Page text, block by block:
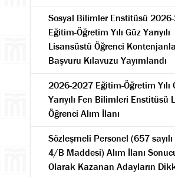
Sosyal Bilimler Enstitüsü
Eğitim-Öğretim Yılı Güz Yarıyılı
Lisansüstü Öğrenci
Başvuru Kılavuzu Yayımlandı
2026-2027 Eğitim-Öğretim Yılı
Yarıyılı Fen Bilimleri Enstitüsü
Öğrenci Alım İlanı
Sözleşmeli Personel (657
4/B Maddesi) Alım İlanı
Olarak Kazanan Adayların